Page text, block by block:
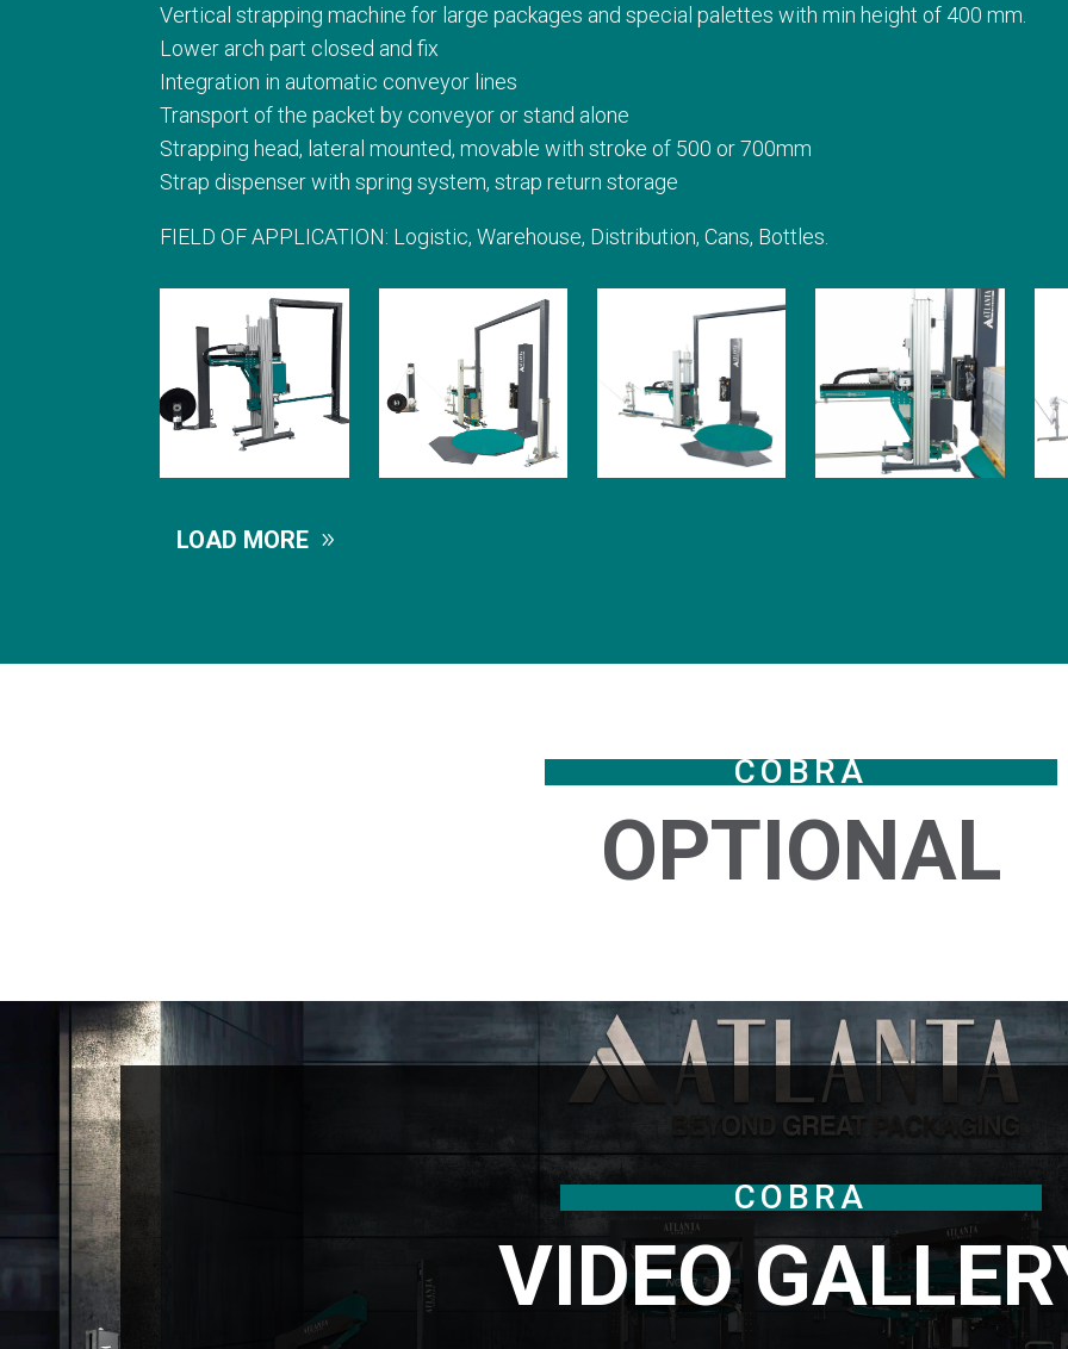
Vertical strapping machine for large packages and special palettes with min height of 400 mm.
Lower arch part closed and fix
Integration in automatic conveyor lines
Transport of the packet by conveyor or stand alone
Strapping head, lateral mounted, movable with stroke of 500 or 700mm
Strap dispenser with spring system, strap return storage
FIELD OF APPLICATION: Logistic, Warehouse, Distribution, Cans, Bottles.
LOAD MORE
COBRA
OPTIONAL
COBRA
VIDEO